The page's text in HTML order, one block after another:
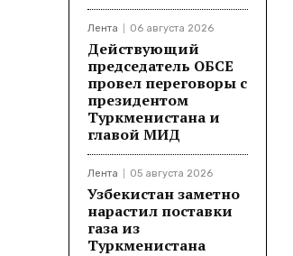
Лента 06 августа 2026
Действующий
председатель ОБСЕ
провел переговоры с
президентом
Туркменистана и
главой МИД
Лента 05 августа 2026
Узбекистан заметно
нарастил поставки
газа из
Туркменистана